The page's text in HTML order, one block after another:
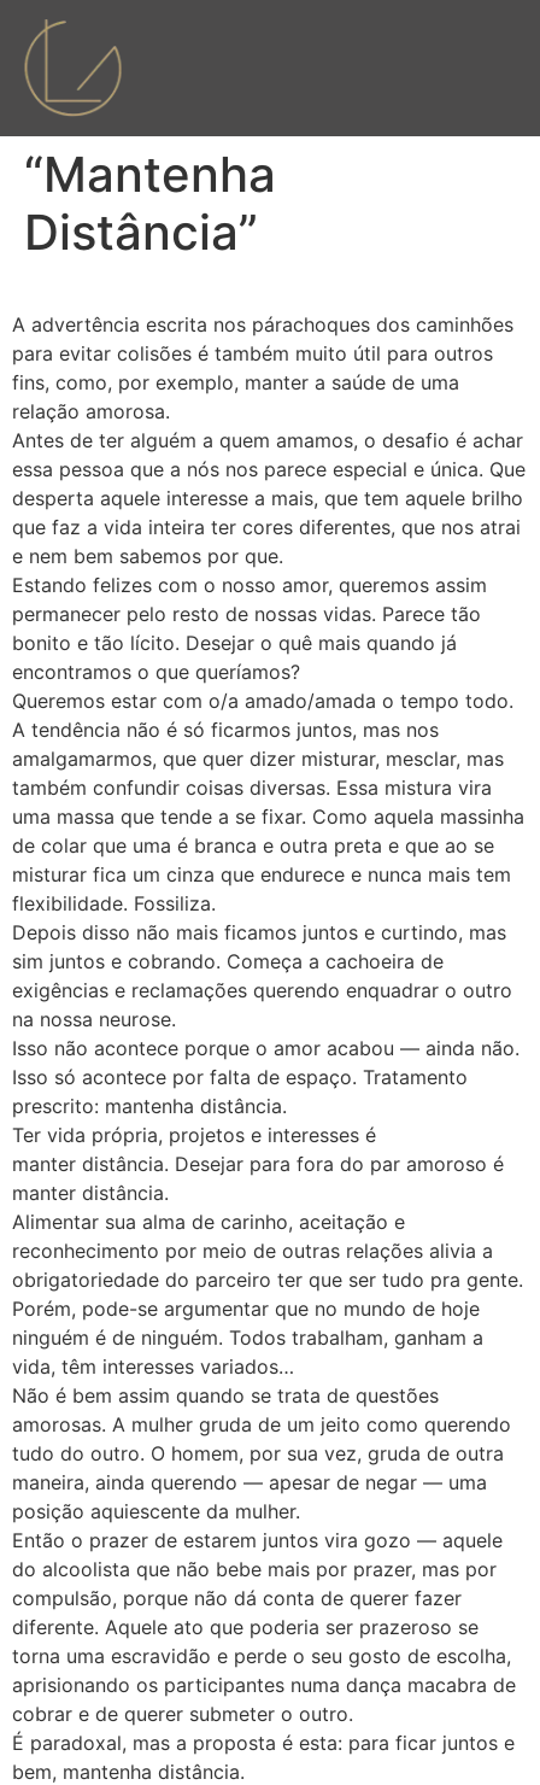
“Mantenha
Distância”
A advertência escrita nos párachoques dos caminhões
para evitar colisões é também muito útil para outros
fins, como, por exemplo, manter a saúde de uma
relação amorosa.
Antes de ter alguém a quem amamos, o desafio é achar
essa pessoa que a nós nos parece especial e única. Que
desperta aquele interesse a mais, que tem aquele brilho
que faz a vida inteira ter cores diferentes, que nos atrai
e nem bem sabemos por que.
Estando felizes com o nosso amor, queremos assim
permanecer pelo resto de nossas vidas. Parece tão
bonito e tão lícito. Desejar o quê mais quando já
encontramos o que queríamos?
Queremos estar com o/a amado/amada o tempo todo.
A tendência não é só ficarmos juntos, mas nos
amalgamarmos, que quer dizer misturar, mesclar, mas
também confundir coisas diversas. Essa mistura vira
uma massa que tende a se fixar. Como aquela massinha
de colar que uma é branca e outra preta e que ao se
misturar fica um cinza que endurece e nunca mais tem
flexibilidade. Fossiliza.
Depois disso não mais ficamos juntos e curtindo, mas
sim juntos e cobrando. Começa a cachoeira de
exigências e reclamações querendo enquadrar o outro
na nossa neurose.
Isso não acontece porque o amor acabou — ainda não.
Isso só acontece por falta de espaço. Tratamento
prescrito: mantenha distância.
Ter vida própria, projetos e interesses é
manter distância. Desejar para fora do par amoroso é
manter distância.
Alimentar sua alma de carinho, aceitação e
reconhecimento por meio de outras relações alivia a
obrigatoriedade do parceiro ter que ser tudo pra gente.
Porém, pode-se argumentar que no mundo de hoje
ninguém é de ninguém. Todos trabalham, ganham a
vida, têm interesses variados…
Não é bem assim quando se trata de questões
amorosas. A mulher gruda de um jeito como querendo
tudo do outro. O homem, por sua vez, gruda de outra
maneira, ainda querendo — apesar de negar — uma
posição aquiescente da mulher.
Então o prazer de estarem juntos vira gozo — aquele
do alcoolista que não bebe mais por prazer, mas por
compulsão, porque não dá conta de querer fazer
diferente. Aquele ato que poderia ser prazeroso se
torna uma escravidão e perde o seu gosto de escolha,
aprisionando os participantes numa dança macabra de
cobrar e de querer submeter o outro.
É paradoxal, mas a proposta é esta: para ficar juntos e
bem, mantenha distância.